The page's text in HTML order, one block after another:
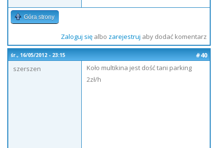
Góra strony
Zaloguj sięalbo zarejestruj aby dodać komentarz
śr., 16/05/2012 - 23:15
#40
szerszen
Koło multikina jest dość tani parking
2zł/h